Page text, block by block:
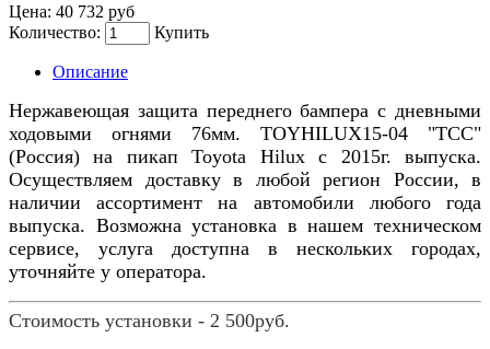
Цена: 40 732 руб
Количество:
Купить
Описание
Нержавеющая защита переднего бампера с дневными
ходовыми огнями 76мм. TOYHILUX15-04 "TCC"
(Россия) на пикап Toyota Hilux с 2015г. выпуска.
Осуществляем доставку в любой регион России, в
наличии ассортимент на автомобили любого года
выпуска. Возможна установка в нашем техническом
сервисе, услуга доступна в нескольких городах,
уточняйте у оператора.
Стоимость установки - 2 500руб.